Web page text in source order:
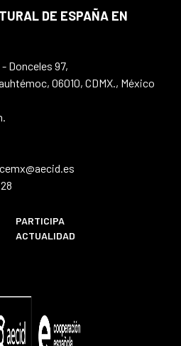
DE ESPAÑA EN
Donceles 97,
06010, CDMX., México
PARTICIPA
ACTUALIDAD